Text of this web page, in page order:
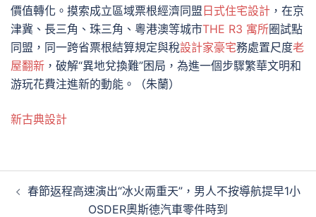
價值轉化。摸索成立區域票根經濟同盟 日式住宅設計 ，在京
津冀、長三角、珠三角、粵港澳等城市THE R3 寓所圈試點
同盟，同一跨省票根結算規定與稅設計家豪宅務處置尺度老
屋翻新 ，破解“異地兌換難”困局，為進一個步驟繁華文明和
游玩花費注進新的動能。
（朱蘭）
新古典設計
春節返程高速演出“冰火兩重天”，男人不按導航提早1小
OSDER奧斯德汽車零件時到